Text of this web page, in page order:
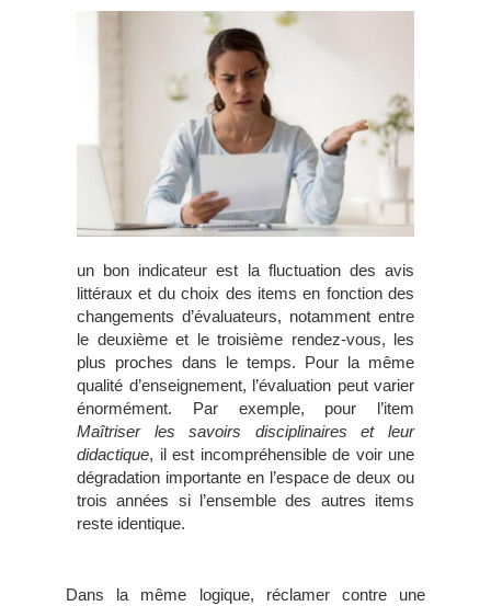
un bon indicateur est la fluctuation des avis
littéraux et du choix des items en fonction des
changements d’évaluateurs, notamment entre
le deuxième et le troisième rendez-vous, les
plus proches dans le temps. Pour la même
qualité d’enseignement, l’évaluation peut varier
énormément. Par exemple, pour l’item
Maîtriser les savoirs disciplinaires et leur
didactique, il est incompréhensible de voir une
dégradation importante en l’espace de deux ou
trois années si l’ensemble des autres items
reste identique.
Dans la même logique, réclamer contre une